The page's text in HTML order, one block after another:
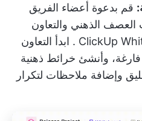
قم بدعوة أعضاء الفريق
الذهني والتعاون
ClickUp . ابدأ التعاون
وأنشئ خرائط ذهنية
وإضافة ملاحظات لتكرار